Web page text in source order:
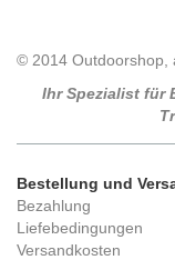
© 2014 Outdoorshop,
Ihr Spezialist für
Bestellung und
Bezahlung
Liefebedingungen
Versandkosten